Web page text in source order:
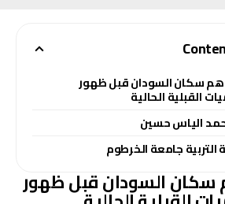
سكان السودان قبل ظهور
القبلية الحالية
الياس حسين
التربية جامعة الخرطوم
السودان قبل ظهور